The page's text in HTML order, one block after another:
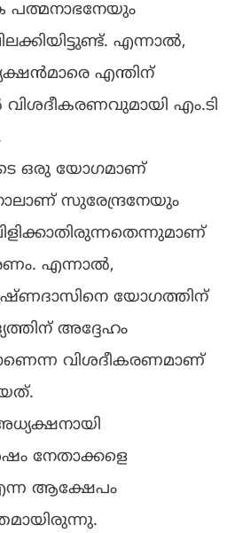
പത്മനാഭനേയും
എന്നാൽ,
എന്തിന്
വിശദീകരണവുമായി എം.ടി
ഒരു യോഗമാണ്
സുരേന്ദ്രനേയും
എന്നാൽ,
യോഗത്തിന്
അദ്ദേഹം
വിശദീകരണമാണ്
നേതാക്കളെ
ആക്ഷേപം